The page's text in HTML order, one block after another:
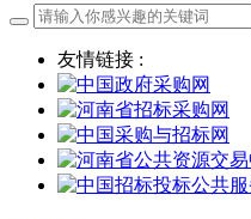
友情链接 :